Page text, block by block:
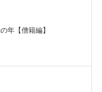
年【僧籍編】